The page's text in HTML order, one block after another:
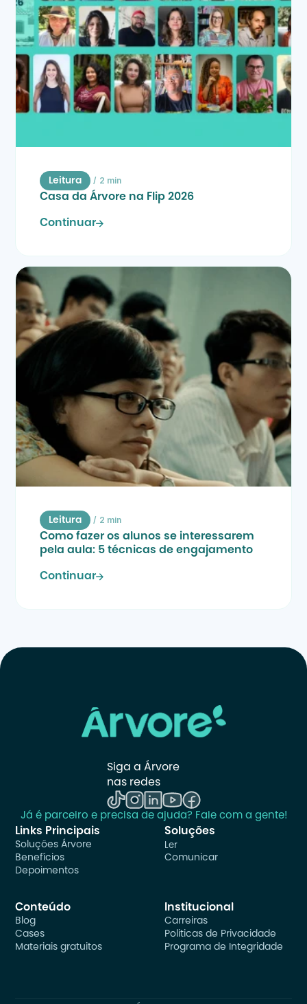
Leitura / 2 min
Casa da Árvore na Flip 2026
Continuar
Leitura / 2 min
Como fazer os alunos se interessarem
pela aula: 5 técnicas de engajamento
Continuar
Siga a Árvore
nas redes
Já é parceiro e precisa de ajuda? Fale com a gente!
Links Principais
Soluções Árvore
Benefícios
Depoimentos
Soluções
Ler
Comunicar
Conteúdo
Blog
Cases
Materiais gratuitos
Institucional
Carreiras
Politicas de Privacidade
Programa de Integridade